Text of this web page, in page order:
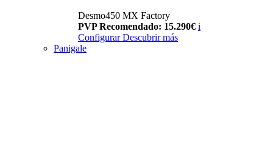
Desmo450 MX Factory
PVP Recomendado: 15.290€ i
Configurar Descubrir más
Panigale